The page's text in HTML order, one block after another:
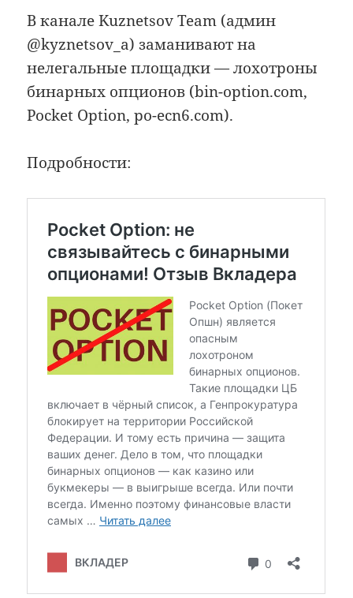
В канале Kuznetsov Team (админ
@kyznetsov_a) заманивают на
нелегальные площадки — лохотроны
бинарных опционов (bin-option.com,
Pocket Option, po-ecn6.com).
Подробности: